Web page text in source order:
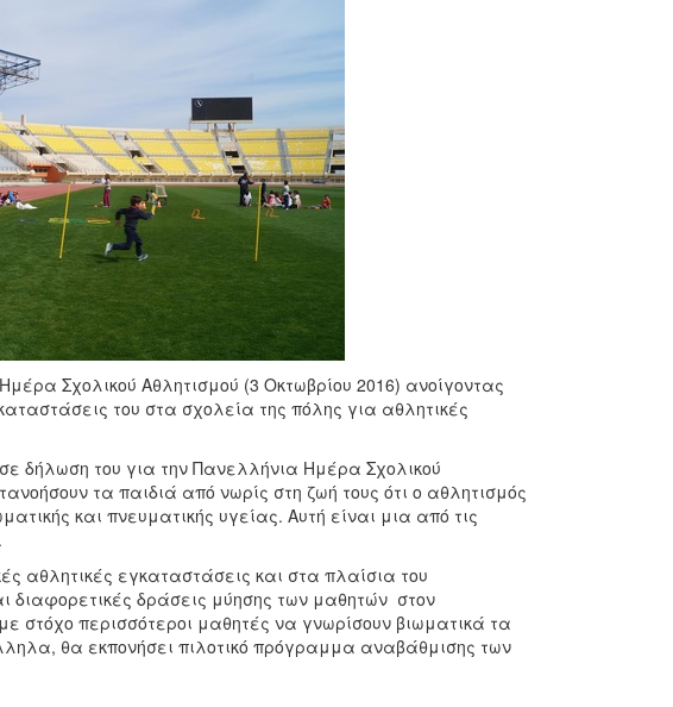
Σχολικού Αθλητισμού (3 Οκτωβρίου 2016) ανοίγοντας
του στα σχολεία της πόλης για αθλητικές
δήλωση του για την Πανελλήνια Ημέρα Σχολικού
τα παιδιά από νωρίς στη ζωή τους ότι ο αθλητισμός
και πνευματικής υγείας. Αυτή είναι μια από τις
αθλητικές εγκαταστάσεις και στα πλαίσια του
διαφορετικές δράσεις μύησης των μαθητών στον
στόχο περισσότεροι μαθητές να γνωρίσουν βιωματικά τα
θα εκπονήσει πιλοτικό πρόγραμμα αναβάθμισης των